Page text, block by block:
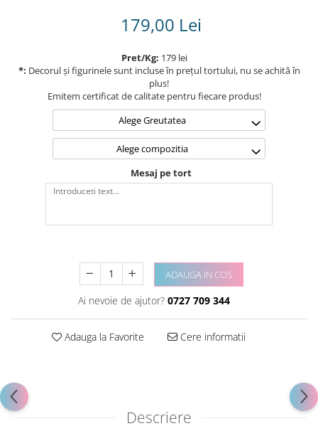
179,00 Lei
Pret/Kg: 179 lei
*: Decorul și figurinele sunt incluse în prețul tortului, nu se achită în
plus!
Emitem certificat de calitate pentru fiecare produs!
Alege Greutatea
Alege compozitia
Mesaj pe tort
ADAUGA IN COS
Ai nevoie de ajutor? 0727 709 344
Adauga la Favorite Cere informatii
Descriere